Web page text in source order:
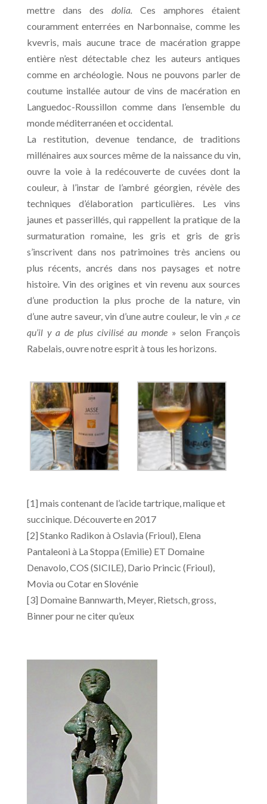
mettre dans des dolia. Ces amphores étaient
couramment enterrées en Narbonnaise, comme les
kvevris, mais aucune trace de macération grappe
entière n’est détectable chez les auteurs antiques
comme en archéologie. Nous ne pouvons parler de
coutume installée autour de vins de macération en
Languedoc-Roussillon comme dans l’ensemble du
monde méditerranéen et occidental.
La restitution, devenue tendance, de traditions
millénaires aux sources même de la naissance du vin,
ouvre la voie à la redécouverte de cuvées dont la
couleur, à l’instar de l’ambré géorgien, révèle des
techniques d’élaboration particulières. Les vins
jaunes et passerillés, qui rappellent la pratique de la
surmaturation romaine, les gris et gris de gris
s’inscrivent dans nos patrimoines très anciens ou
plus récents, ancrés dans nos paysages et notre
histoire. Vin des origines et vin revenu aux sources
d’une production la plus proche de la nature, vin
d’une autre saveur, vin d’une autre couleur, le vin ,«ce
qu’il y a de plus civilisé au monde» selon François
Rabelais, ouvre notre esprit à tous les horizons.
[1] mais contenant de l’acide tartrique, malique et
succinique. Découverte en 2017
[2] Stanko Radikon à Oslavia (Frioul), Elena
Pantaleoni à La Stoppa (Emilie) ET Domaine
Denavolo, COS (SICILE), Dario Princic (Frioul),
Movia ou Cotar en Slovénie
[3] Domaine Bannwarth, Meyer, Rietsch, gross,
Binner pour ne citer qu’eux